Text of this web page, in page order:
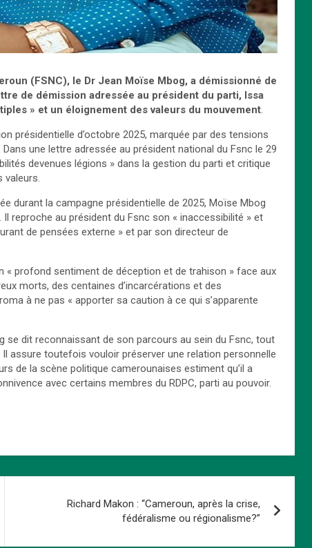
(FSNC), le Dr Jean Moïse Mbog, a démissionné de
de démission adressée au président du parti, Issa
» et un éloignement des valeurs du mouvement.
présidentielle d’octobre 2025, marquée par des tensions
une lettre adressée au président national du Fsnc le 29
devenues légions » dans la gestion du parti et critique
valeurs.
durant la campagne présidentielle de 2025, Moïse Mbog
reproche au président du Fsnc son « inaccessibilité » et
de pensées externe » et par son directeur de
« profond sentiment de déception et de trahison » face aux
morts, des centaines d’incarcérations et des
à ne pas « apporter sa caution à ce qui s’apparente
se dit reconnaissant de son parcours au sein du Fsnc, tout
assure toutefois vouloir préserver une relation personnelle
de la scène politique camerounaises estiment qu’il a
avec certains membres du RDPC, parti au pouvoir.
Richard Makon : “Cameroun, après la crise,
fédéralisme ou régionalisme?”